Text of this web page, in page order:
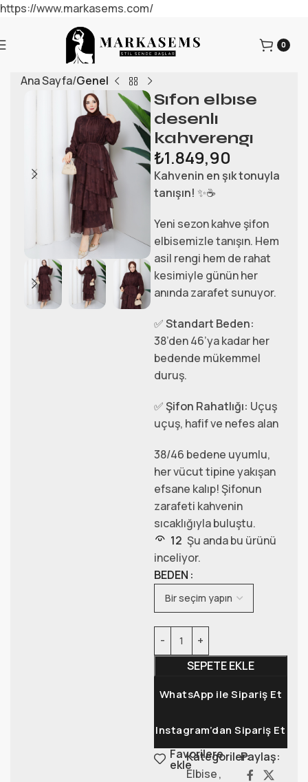
https://www.markasems.com/
0
Ana Sayfa Genel
Sıfon elbıse
desenlı
kahverengı
₺1.849,90
Kahvenin en şık tonuyla
tanışın! ✨☕
Yeni sezon kahve şifon
elbisemizle tanışın. Hem
asil rengi hem de rahat
kesimiyle günün her
anında zarafet sunuyor.
✅Standart Beden:
38’den 46’ya kadar her
bedende mükemmel
duruş.
✅Şifon Rahatlığı: Uçuş
uçuş, hafif ve nefes alan
38/46 bedene uyumlu,
her vücut tipine yakışan
efsane kalıp! Şifonun
zarafeti kahvenin
sıcaklığıyla buluştu.
12 Şu anda bu ürünü
inceliyor.
BEDEN
SEPETE EKLE
WhatsApp ile Sipariş Et
Instagram’dan Sipariş Et
Favorilere
ekle
Kategoriler:
Elbise,
Paylaş: